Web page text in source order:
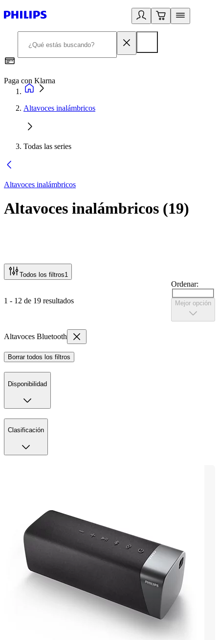
Paga con Klarna
Altavoces inalámbricos
Todas las series
Altavoces inalámbricos
Altavoces inalámbricos (19)
Todos los filtros1
1 - 12 de 19 resultados
Ordenar:
Mejor opción
Altavoces Bluetooth
Borrar todos los filtros
Disponibilidad
Clasificación